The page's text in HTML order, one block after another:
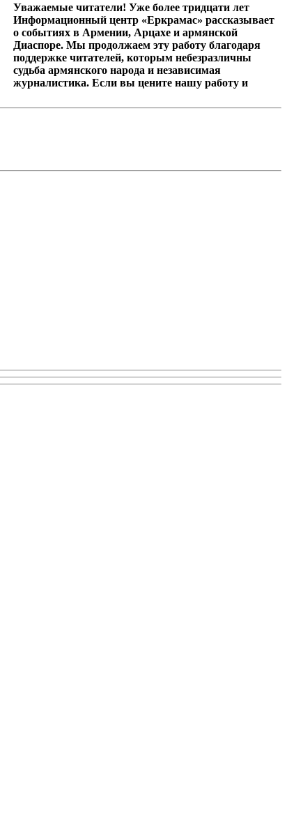
Уважаемые читатели! Уже более тридцати лет
Информационный центр «Еркрамас» рассказывает
о событиях в Армении, Арцахе и армянской
Диаспоре. Мы продолжаем эту работу благодаря
поддержке читателей, которым небезразличны
судьба армянского народа и независимая
журналистика. Если вы цените нашу работу и